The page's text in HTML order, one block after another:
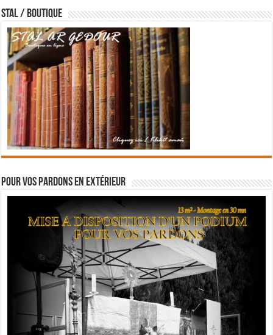
STAL / BOUTIQUE
Pour vos pardons en extérieur